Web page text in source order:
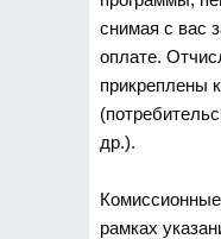
снимая с вас
оплате.
прикреплены
др.).
рамках